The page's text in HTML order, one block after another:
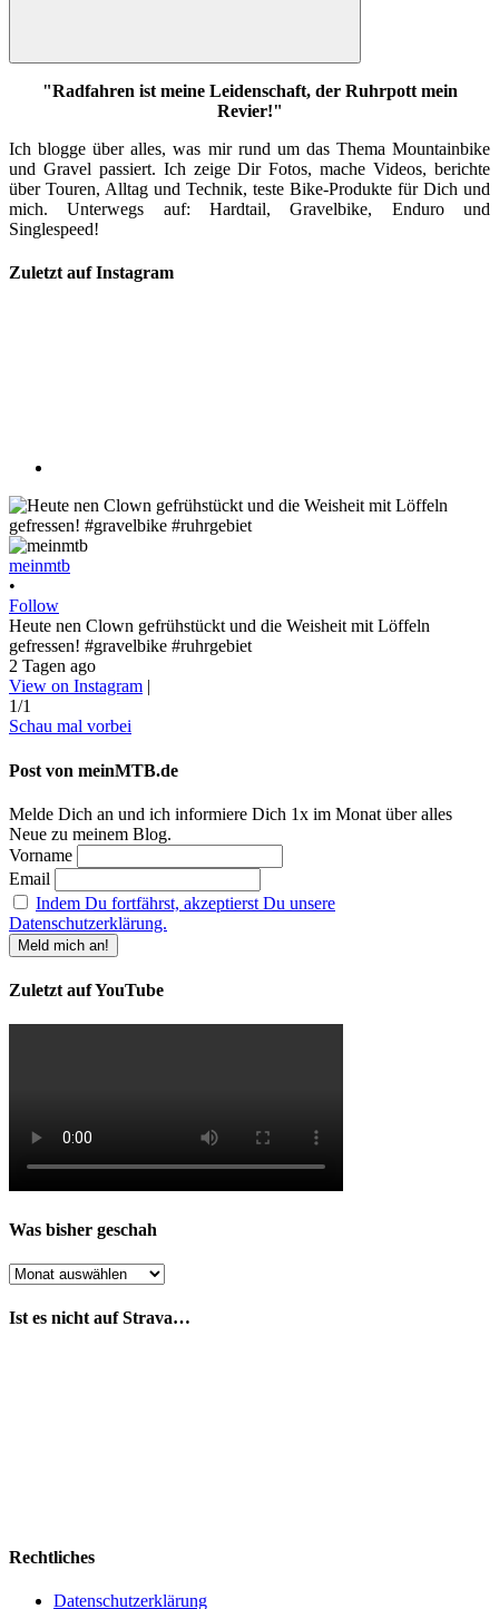
Suchen
"Radfahren ist meine Leidenschaft, der Ruhrpott mein
Revier!"
Ich blogge über alles, was mir rund um das Thema Mountainbike
und Gravel passiert. Ich zeige Dir Fotos, mache Videos, berichte
über Touren, Alltag und Technik, teste Bike-Produkte für Dich und
mich. Unterwegs auf: Hardtail, Gravelbike, Enduro und
Singlespeed!
Zuletzt auf Instagram
meinmtb
•
Follow
Heute nen Clown gefrühstückt und die Weisheit mit Löffeln
gefressen! #gravelbike #ruhrgebiet
2 Tagen ago
View on Instagram |
1/1
Schau mal vorbei
Post von meinMTB.de
Melde Dich an und ich informiere Dich 1x im Monat über alles
Neue zu meinem Blog.
Vorname
Email
Indem Du fortfährst, akzeptierst Du unsere
Datenschutzerklärung.
Zuletzt auf YouTube
Was bisher geschah
Was
geschah
Ist es nicht auf Strava…
Rechtliches
Datenschutzerklärung